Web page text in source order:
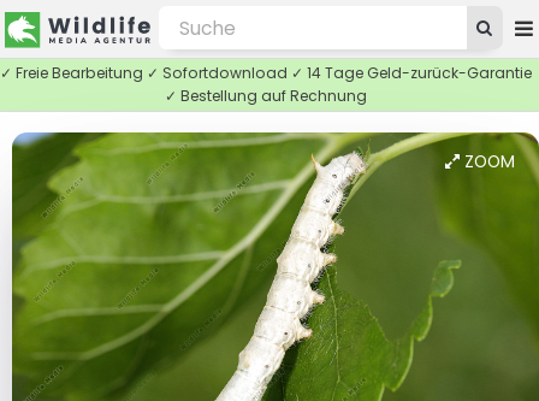
✓ Freie Bearbeitung ✓ Sofortdownload ✓ 14 Tage Geld-zurück-Garantie
✓ Bestellung auf Rechnung
ZOOM